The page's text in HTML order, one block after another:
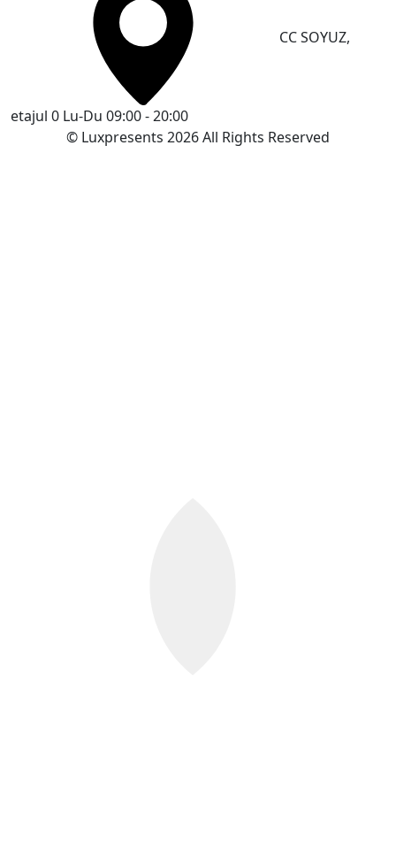
CC SOYUZ,
etajul 0 Lu-Du 09:00 - 20:00
© Luxpresents 2026 All Rights Reserved